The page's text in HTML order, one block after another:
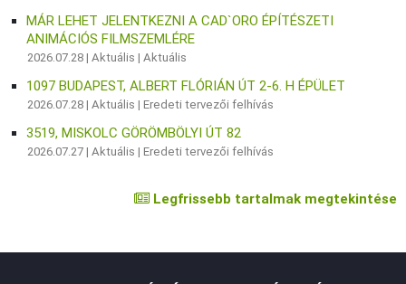
MÁR LEHET JELENTKEZNI A CAD`ORO ÉPÍTÉSZETI
ANIMÁCIÓS FILMSZEMLÉRE
2026.07.28 |Aktuális |Aktuális
1097 BUDAPEST, ALBERT FLÓRIÁN ÚT 2-6. H ÉPÜLET
2026.07.28 |Aktuális |Eredeti tervezői felhívás
3519, MISKOLC GÖRÖMBÖLYI ÚT 82
2026.07.27 |Aktuális |Eredeti tervezői felhívás
Legfrissebb tartalmak megtekintése